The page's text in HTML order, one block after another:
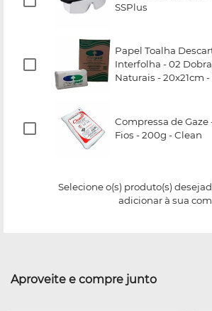
SSPlus
Papel Toalha
Interfolha - 02
Naturais - 20x21cm
Compressa de Gaze
Fios - 200g - Clean
Selecione o(s) produto(s)
adicionar à sua
Aproveite e compre junto